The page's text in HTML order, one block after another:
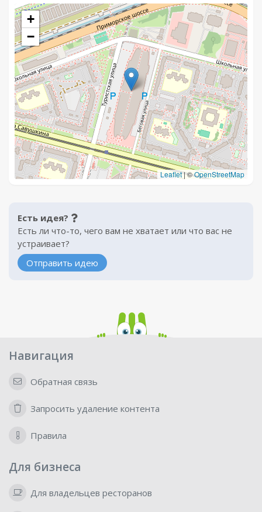
+
−
Leaflet|©OpenStreetMap
Есть идея?
Есть ли что-то, чего вам не хватает или что вас не
устраивает?
Отправить идею
Навигация
Обратная связь
Запросить удаление контента
Правила
Для бизнеса
Для владельцев ресторанов